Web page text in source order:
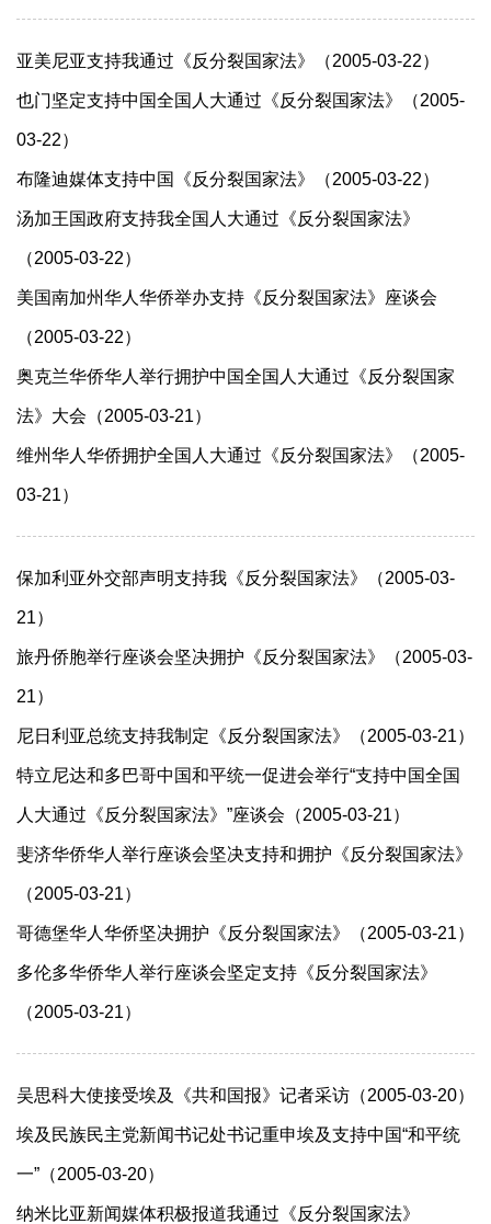
亚美尼亚支持我通过《反分裂国家法》（2005-03-22）
也门坚定支持中国全国人大通过《反分裂国家法》（2005-
03-22）
布隆迪媒体支持中国《反分裂国家法》（2005-03-22）
汤加王国政府支持我全国人大通过《反分裂国家法》
（2005-03-22）
美国南加州华人华侨举办支持《反分裂国家法》座谈会
（2005-03-22）
奥克兰华侨华人举行拥护中国全国人大通过《反分裂国家
法》大会（2005-03-21）
维州华人华侨拥护全国人大通过《反分裂国家法》（2005-
03-21）
保加利亚外交部声明支持我《反分裂国家法》（2005-03-
21）
旅丹侨胞举行座谈会坚决拥护《反分裂国家法》（2005-03-
21）
尼日利亚总统支持我制定《反分裂国家法》（2005-03-21）
特立尼达和多巴哥中国和平统一促进会举行“支持中国全国
人大通过《反分裂国家法》”座谈会（2005-03-21）
斐济华侨华人举行座谈会坚决支持和拥护《反分裂国家法》
（2005-03-21）
哥德堡华人华侨坚决拥护《反分裂国家法》（2005-03-21）
多伦多华侨华人举行座谈会坚定支持《反分裂国家法》
（2005-03-21）
吴思科大使接受埃及《共和国报》记者采访（2005-03-20）
埃及民族民主党新闻书记处书记重申埃及支持中国“和平统
一”（2005-03-20）
纳米比亚新闻媒体积极报道我通过《反分裂国家法》